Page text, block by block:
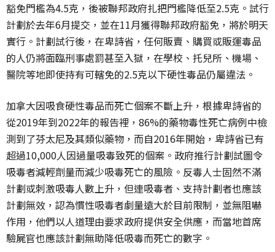
豁免門檻為4.5克，後被聯邦政府扎把門檻降低至2.5克。試行
計劃於去年6月提交，並在11月獲得聯邦政府豁免，將於明天
實行。計劃試行後，在卑詩省，任何販賣、購買或販運毒品
的人仍將面臨刑事處罰甚至入獄，在學校、托兒所、機場、
醫院等地即使持有可轄免的2.5克以下硬性毒品仍屬違法。
加拿大因吸食硬性毒品而死亡個案不斷上升，根據卑詩省的
從2019年到2022年的報告裡， 86%的藥物毒性死亡病例中檢
測到了芬太尼及其類似藥物，而自2016年開始，卑詩省已有
超過10,000人因過量吸毒致死的個案。政府推行計劃試圖令
吸毒者減輕劑量而減少吸毒死亡的風險。反毒人士固然不滿
計劃或刺激吸毒人數上升，但連吸毒者、支持計劃者也應該
計劃無效，認為慣性吸毒者劇量遠大於目前限制，並無阻嚇
作用，他們以人道理由要求政府提供安全供應，而當地首席
驗屍官也應該計劃無助降低吸毒而死亡的數字。